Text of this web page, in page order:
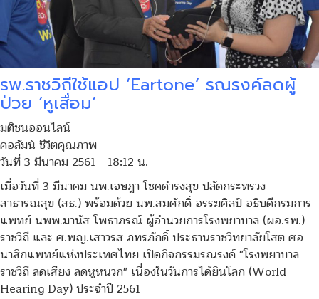
รพ.ราชวิถีใช้แอป ‘Eartone’ รณรงค์ลดผู้
ป่วย ‘หูเสื่อม’
มติชนออนไลน์
คอลัมน์ ชีวิตคุณภาพ
วันที่ 3 มีนาคม 2561 - 18:12 น.
เมื่อวันที่ 3 มีนาคม นพ.เจษฎา โชคดำรงสุข ปลัดกระทรวง
สาธารณสุข (สธ.) พร้อมด้วย นพ.สมศักดิ์ อรรฆศิลป์ อธิบดีกรมการ
แพทย์ นพพ.มานัส โพธาภรณ์ ผู้อำนวยการโรงพยาบาล (ผอ.รพ.)
ราชวิถี และ ศ.พญ.เสาวรส ภทรภักดิ์ ประธานราชวิทยาลัยโสต ศอ
นาสิกแพทย์แห่งประเทศไทย เปิดกิจกรรมรณรงค์ "โรงพยาบาล
ราชวิถี ลดเสียง ลดหูหนวก" เนื่องในวันการได้ยินโลก (World
Hearing Day) ประจำปี 2561